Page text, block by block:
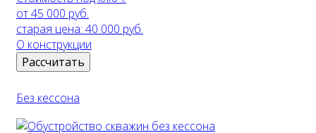
от 45 000 руб.
старая цена: 40 000 руб.
О конструкции
Рассчитать
Без кессона